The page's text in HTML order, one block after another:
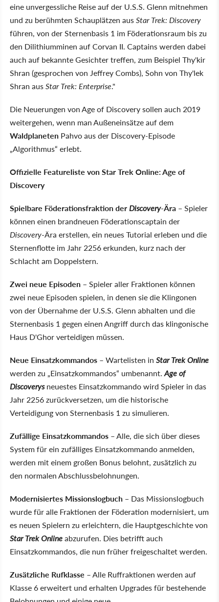
eine unvergessliche Reise auf der U.S.S. Glenn mitnehmen
und zu berühmten Schauplätzen ausStar Trek: Discovery
führen, von der Sternenbasis 1 im Föderationsraum bis zu
den Dilithiumminen auf Corvan II. Captains werden dabei
auch auf bekannte Gesichter treffen, zum Beispiel Thy'kir
Shran (gesprochen von Jeffrey Combs), Sohn von Thy'lek
Shran ausStar Trek: Enterprise."
Die Neuerungen von Age of Discovery sollen auch 2019
weitergehen, wenn man Außeneinsätze auf dem
Waldplaneten Pahvo aus der Discovery-Episode
„Algorithmus“ erlebt.
Offizielle Featureliste von Star Trek Online: Age of
Discovery
Spielbare Föderationsfraktion der Discovery-Ära – Spieler
können einen brandneuen Föderationscaptain der
Discovery-Ära erstellen, ein neues Tutorial erleben und die
Sternenflotte im Jahr 2256 erkunden, kurz nach der
Schlacht am Doppelstern.
Zwei neue Episoden – Spieler aller Fraktionen können
zwei neue Episoden spielen, in denen sie die Klingonen
von der Übernahme der U.S.S. Glenn abhalten und die
Sternenbasis 1 gegen einen Angriff durch das klingonische
Haus D'Ghor verteidigen müssen.
Neue Einsatzkommandos – Wartelisten in Star Trek Online
werden zu „Einsatzkommandos“ umbenannt. Age of
Discoverysneuestes Einsatzkommando wird Spieler in das
Jahr 2256 zurückversetzen, um die historische
Verteidigung von Sternenbasis 1 zu simulieren.
Zufällige Einsatzkommandos – Alle, die sich über dieses
System für ein zufälliges Einsatzkommando anmelden,
werden mit einem großen Bonus belohnt, zusätzlich zu
den normalen Abschlussbelohnungen.
Modernisiertes Missionslogbuch – Das Missionslogbuch
wurde für alle Fraktionen der Föderation modernisiert, um
es neuen Spielern zu erleichtern, die Hauptgeschichte von
Star Trek Onlineabzurufen. Dies betrifft auch
Einsatzkommandos, die nun früher freigeschaltet werden.
Zusätzliche Rufklasse – Alle Ruffraktionen werden auf
Klasse 6 erweitert und erhalten Upgrades für bestehende